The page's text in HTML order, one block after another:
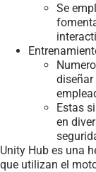
Se
Estas
en
Unity Hub es una
que utilizan el